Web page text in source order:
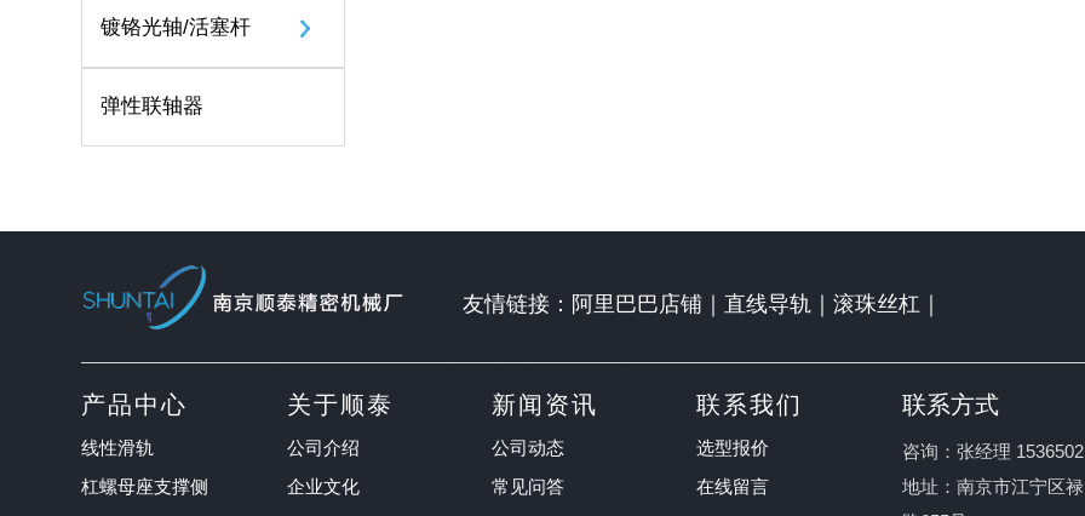
镀铬光轴/活塞杆
弹性联轴器
友情链接： 阿里巴巴店铺｜ 直线导轨｜ 滚珠丝杠｜
产品中心
线性滑轨
杠螺母座支撑侧
关于顺泰
公司介绍
企业文化
新闻资讯
公司动态
常见问答
联系我们
选型报价
在线留言
联系方式
咨询：张经理
地址：南京市江宁区